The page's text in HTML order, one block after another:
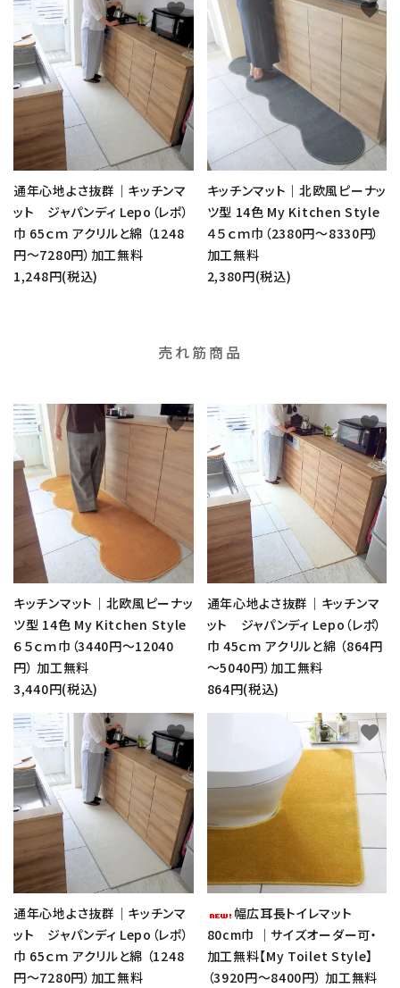
通年心地よさ抜群｜キッチンマ
ット ジャパンディ Lepo（レポ）
巾 65ｃｍ アクリルと綿 （1248
円～7280円）加工無料
1,248円(税込)
favorite
キッチンマット｜北欧風ピーナッ
ツ型 14色 My Kitchen Style
４５ｃｍ巾（2380円～8330円）
加工無料
2,380円(税込)
favorite
売れ筋商品
キッチンマット｜北欧風ピーナッ
ツ型 14色 My Kitchen Style
６５ｃｍ巾（3440円～12040
円） 加工無料
3,440円(税込)
favorite
通年心地よさ抜群｜キッチンマ
ット ジャパンディ Lepo（レポ）
巾 45ｃｍ アクリルと綿 （864円
～5040円）加工無料
864円(税込)
favorite
通年心地よさ抜群｜キッチンマ
ット ジャパンディ Lepo（レポ）
巾 65ｃｍ アクリルと綿 （1248
円～7280円）加工無料
favorite
幅広耳長トイレマット
80cm巾 ｜サイズオーダー可・
加工無料【My Toilet Style】
（3920円～8400円） 加工無料
favorite